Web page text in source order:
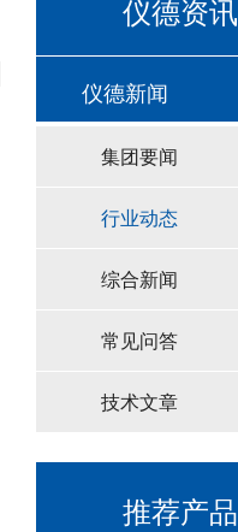
仪德资讯
仪德新闻
集团要闻
行业动态
综合新闻
常见问答
技术文章
推荐产品